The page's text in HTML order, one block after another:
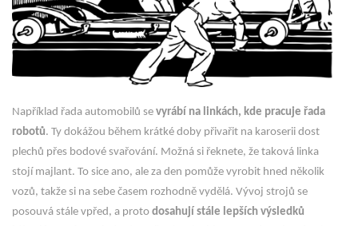
Například řada automobilů se vyrábí na linkách, kde pracuje řada
robotů. Ty dokážou během krátké doby přivařit na karoserii dost
plechů přes bodové svařování. Možná si řeknete, že taková linka
stojí majlant. To sice ano, ale za den pomůže vyrobit hned několik
vozů, takže si na sebe časem rozhodně vydělá. Vývoj strojů se
posouvá stále vpřed, a proto dosahují stále lepších výsledků